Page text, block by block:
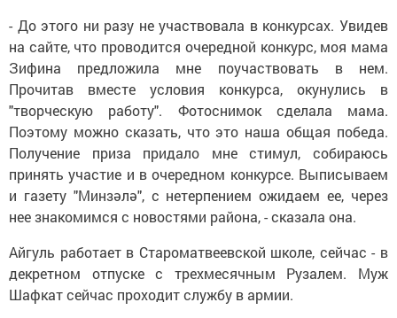
- До этого ни разу не участвовала в конкурсах. Увидев
на сайте, что проводится очередной конкурс, моя мама
Зифина предложила мне поучаствовать в нем.
Прочитав вместе условия конкурса, окунулись в
"творческую работу". Фотоснимок сделала мама.
Поэтому можно сказать, что это наша общая победа.
Получение приза придало мне стимул, собираюсь
принять участие и в очередном конкурсе. Выписываем
и газету "Минзәлә", с нетерпением ожидаем ее, через
нее знакомимся с новостями района, - сказала она.
Айгуль работает в Староматвеевской школе, сейчас - в
декретном отпуске с трехмесячным Рузалем. Муж
Шафкат сейчас проходит службу в армии.